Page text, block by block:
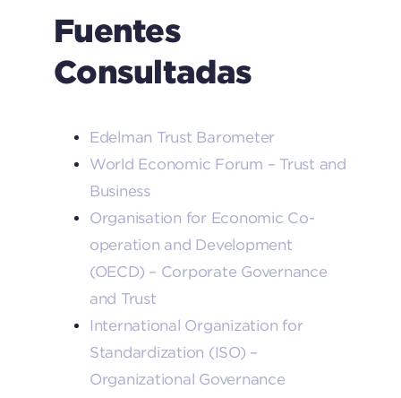
Fuentes
Consultadas
Edelman Trust Barometer
World Economic Forum – Trust and
Business
Organisation for Economic Co-
operation and Development
(OECD) – Corporate Governance
and Trust
International Organization for
Standardization (ISO) –
Organizational Governance